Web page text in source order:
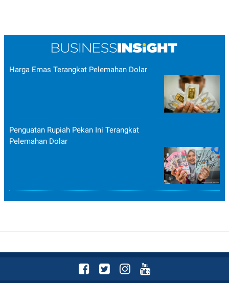
Harga Emas Terangkat Pelemahan Dolar
Penguatan Rupiah Pekan Ini Terangkat
Pelemahan Dolar